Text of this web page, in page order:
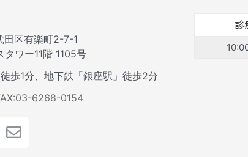
区有楽町2-7-1
ワー11階 1105号
歩1分、地下鉄「銀座駅」徒歩2分
6268-0154
E
n
診